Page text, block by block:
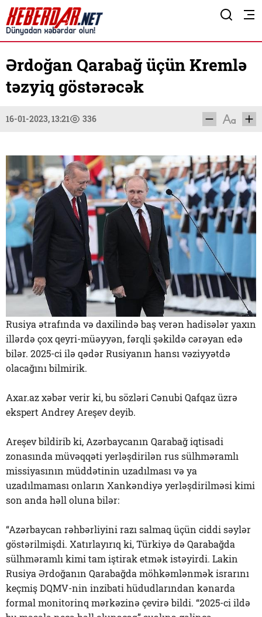
Ərdoğan Qarabağ üçün Kremlə
təzyiq göstərəcək
16-01-2023, 13:21 336
Rusiya ətrafında və daxilində baş verən hadisələr yaxın
illərdə çox qeyri-müəyyən, fərqli şəkildə cərəyan edə
bilər. 2025-ci ilə qədər Rusiyanın hansı vəziyyətdə
olacağını bilmirik.
Axar.az xəbər verir ki, bu sözləri Cənubi Qafqaz üzrə
ekspert Andrey Areşev deyib.
Areşev bildirib ki, Azərbaycanın Qarabağ iqtisadi
zonasında müvəqqəti yerləşdirilən rus sülhməramlı
missiyasının müddətinin uzadılması və ya
uzadılmaması onların Xankəndiyə yerləşdirilməsi kimi
son anda həll oluna bilər:
“Azərbaycan rəhbərliyini razı salmaq üçün ciddi səylər
göstərilmişdi. Xatırlayırıq ki, Türkiyə də Qarabağda
sülhməramlı kimi tam iştirak etmək istəyirdi. Lakin
Rusiya Ərdoğanın Qarabağda möhkəmlənmək israrını
keçmiş DQMV-nin inzibati hüdudlarından kənarda
formal monitorinq mərkəzinə çevirə bildi. “2025-ci ildə